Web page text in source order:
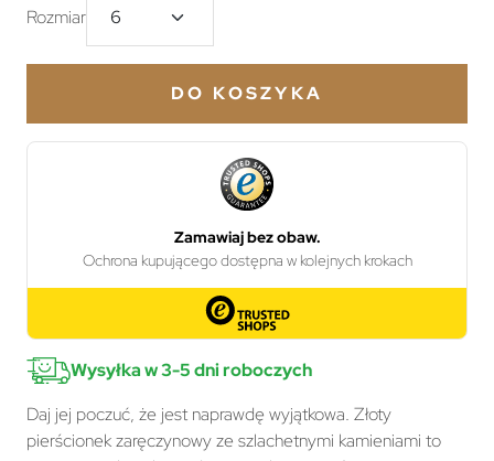
Rozmiar
DO KOSZYKA
Wysyłka w 3-5 dni roboczych
Daj jej poczuć, że jest naprawdę wyjątkowa. Złoty
pierścionek zaręczynowy ze szlachetnymi kamieniami to